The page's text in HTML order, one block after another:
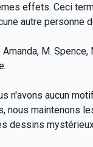
effets. Ceci
autre personne
M.
n'avons aucun
nous maintenons
dessins